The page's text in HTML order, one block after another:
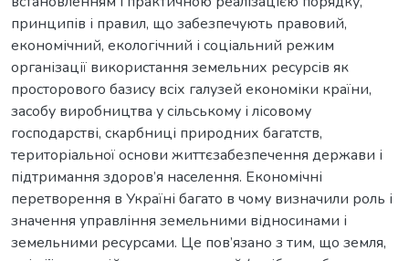
принципів і правил, що забезпечують правовий,
економічний, екологічний і соціальний режим
організації використання земельних ресурсів як
просторового базису всіх галузей економіки країни,
засобу виробництва у сільському і лісовому
господарстві, скарбниці природних багатств,
територіальної основи життєзабезпечення держави і
підтримання здоров’я населення. Економічні
перетворення в Україні багато в чому визначили роль і
значення управління земельними відносинами і
земельними ресурсами. Це пов’язано з тим, що земля,